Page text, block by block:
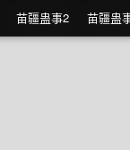
苗疆蛊事2 苗疆蛊